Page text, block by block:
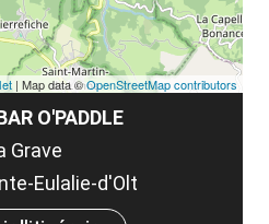
O'PADDLE
Grave
Eulalie-d'Olt
| Map data ©OpenStreetMap contributors